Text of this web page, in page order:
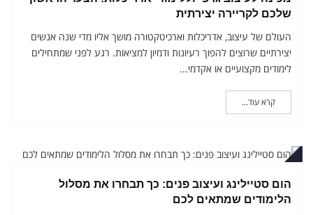
שלכם לקריירה יצירתית
העולם של עיצוב, אדריכלות וארכיטקטורה מושך אליו מדי שנה אנשים
יצירתיים שרוצים להפוך רעיונות ודמיון למציאות. רגע לפני שמתחילים
לימודים מקצועיים או אקדמי...
קרא עוד...
הום סטיילינג ועיצוב פנים: כך תבחרו את מסלול
הלימודים שמתאים לכם